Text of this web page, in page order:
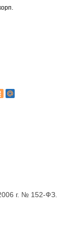
г. № 152-ФЗ.